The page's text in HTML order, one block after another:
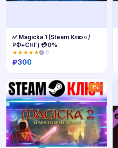
Купить
✅ Magicka 1 (Steam Ключ /
РФ+СНГ) 💳0%
★★★★★ 0
₽300
1%